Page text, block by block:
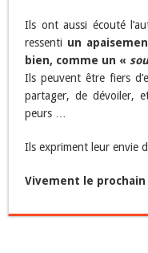
Ils ont aussi écouté
ressenti un
bien, comme un «
Ils peuvent être fiers
partager, de dévoiler,
peurs …
Ils expriment leur envie
Vivement le